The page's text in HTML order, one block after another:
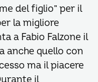
del figlio” per il
la migliore
a Fabio Falzone il
anche quello con
ma il piacere
il